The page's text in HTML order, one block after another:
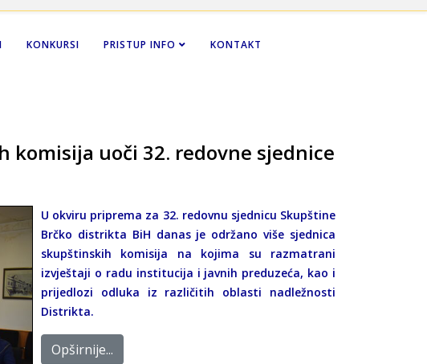
KONKURSI PRISTUP INFO KONTAKT
komisija uoči 32. redovne sjednice
U okviru priprema za 32. redovnu sjednicu Skupštine
Brčko distrikta BiH danas je održano više sjednica
skupštinskih komisija na kojima su razmatrani
izvještaji o radu institucija i javnih preduzeća, kao i
prijedlozi odluka iz različitih oblasti nadležnosti
Distrikta.
Opširnije...